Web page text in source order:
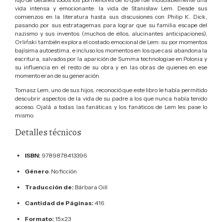
vida intensa y emocionante: la vida de Stanisław Lem. Desde sus
comienzos en la literatura hasta sus discusiones con Philip K. Dick,
pasando por sus estratagemas para lograr que su familia escape del
nazismo y sus inventos (muchos de ellos, alucinantes anticipaciones),
Orliński también explora el costado emocional de Lem: su por momentos
bajísima autoestima, e incluso los momentos en los que casi abandona la
escritura, salvados por la aparición de Summa technologiae en Polonia y
su influencia en el resto de su obra y en las obras de quienes en ese
momento eran de su generación.
Tomasz Lem, uno de sus hijos, reconoció que este libro le había permitido
descubrir aspectos de la vida de su padre a los que nunca había tenido
acceso. Ojalá a todas las fanáticas y los fanáticos de Lem les pase lo
mismo.
Detalles técnicos
ISBN: 9789878413396
Género: No ficción
Traducción de: Bárbara Gill
Cantidad de Páginas: 416
Formato: 15x23